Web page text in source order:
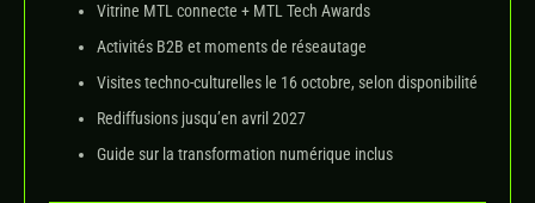
Vitrine MTL connecte + MTL Tech Awards
Activités B2B et moments de réseautage
Visites techno-culturelles le 16 octobre, selon disponibilité
Rediffusions jusqu’en avril 2027
Guide sur la transformation numérique inclus